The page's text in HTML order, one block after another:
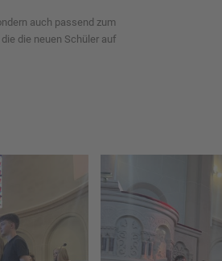
auch passend zum
die neuen Schüler auf